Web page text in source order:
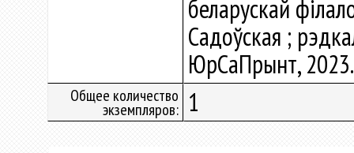
беларускай
Садоўская ;
ЮрСаПрынт,
Общее количество
экземпляров: 1